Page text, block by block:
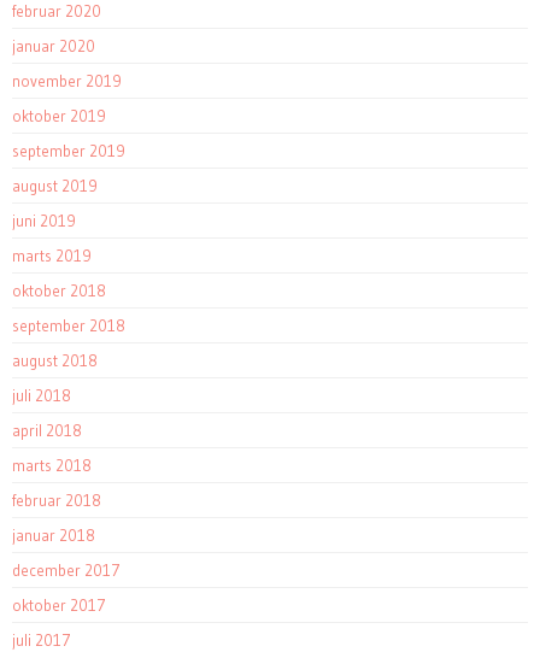
februar 2020
januar 2020
november 2019
oktober 2019
september 2019
august 2019
juni 2019
marts 2019
oktober 2018
september 2018
august 2018
juli 2018
april 2018
marts 2018
februar 2018
januar 2018
december 2017
oktober 2017
juli 2017